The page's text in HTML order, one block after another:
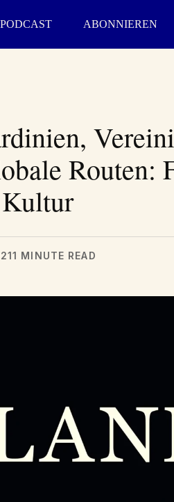
PODCAST ABONNIEREN
Routen:
1 MINUTE READ